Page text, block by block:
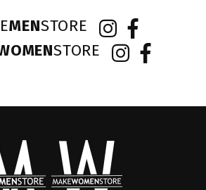
MENSTORE
STORE